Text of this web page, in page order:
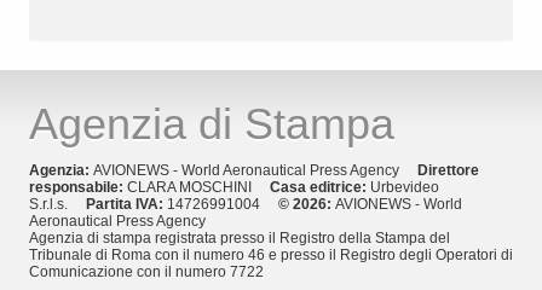
Agenzia di Stampa
Agenzia: AVIONEWS - World Aeronautical Press Agency
Direttore
responsabile: CLARA MOSCHINI Casa editrice: Urbevideo
S.r.l.s.
Partita IVA: 14726991004 © 2026: AVIONEWS - World
Aeronautical Press Agency
Agenzia di stampa registrata presso il Registro della Stampa del
Tribunale di Roma con il numero 46 e presso il Registro degli Operatori di
Comunicazione con il numero 7722